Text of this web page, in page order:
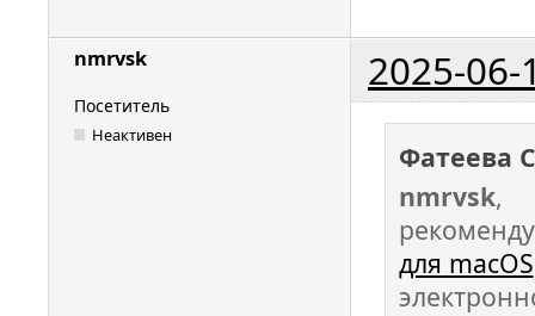
nmrvsk 2025-06-
Посетитель
Неактивен
Фатеева
nmrvsk,
для macOS